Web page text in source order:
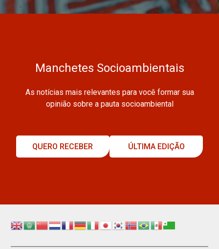
Manchetes Socioambientais
As notícias mais relevantes para você formar sua
opinião sobre a pauta socioambiental
QUERO RECEBER ÚLTIMA EDIÇÃO